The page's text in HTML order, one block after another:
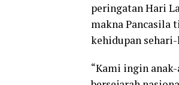
peringatan Hari
makna Pancasila
kehidupan
“Kami ingin